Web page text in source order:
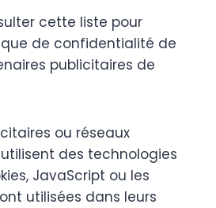
cette liste pour
de confidentialité de
publicitaires de
ou réseaux
des technologies
JavaScript ou les
utilisées dans leurs